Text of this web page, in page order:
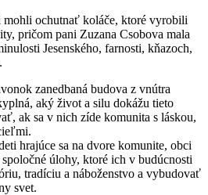
mohli ochutnať koláče, ktoré vyrobili
pričom pani Zuzana Csobova mala
Jesenského, farnosti, kňazoch,
zanedbaná budova z vnútra
aký život a silu dokážu tieto
ak sa v nich zíde komunita s láskou,
hrajúce sa na dvore komunite, obci
úlohy, ktoré ich v budúcnosti
tradíciu a náboženstvo a vybudovať
svet.